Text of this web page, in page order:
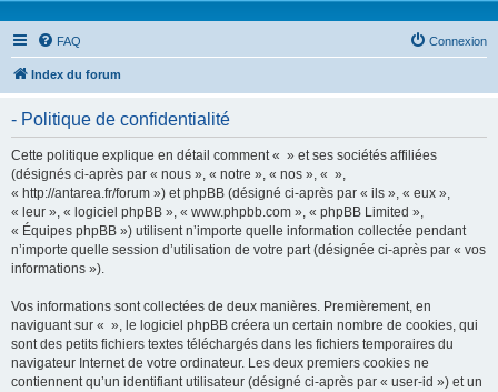
FAQ Connexion
Index du forum
- Politique de confidentialité
Cette politique explique en détail comment « » et ses sociétés affiliées
(désignés ci-après par « nous », « notre », « nos », « »,
« http://antarea.fr/forum ») et phpBB (désigné ci-après par « ils », « eux »,
« leur », « logiciel phpBB », « www.phpbb.com », « phpBB Limited »,
« Équipes phpBB ») utilisent n’importe quelle information collectée pendant
n’importe quelle session d’utilisation de votre part (désignée ci-après par « vos
informations »).
Vos informations sont collectées de deux manières. Premièrement, en
naviguant sur « », le logiciel phpBB créera un certain nombre de cookies, qui
sont des petits fichiers textes téléchargés dans les fichiers temporaires du
navigateur Internet de votre ordinateur. Les deux premiers cookies ne
contiennent qu’un identifiant utilisateur (désigné ci-après par « user-id ») et un